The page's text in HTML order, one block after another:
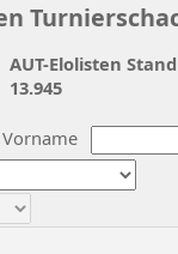
Vorname
AUT-Elolisten
13.945